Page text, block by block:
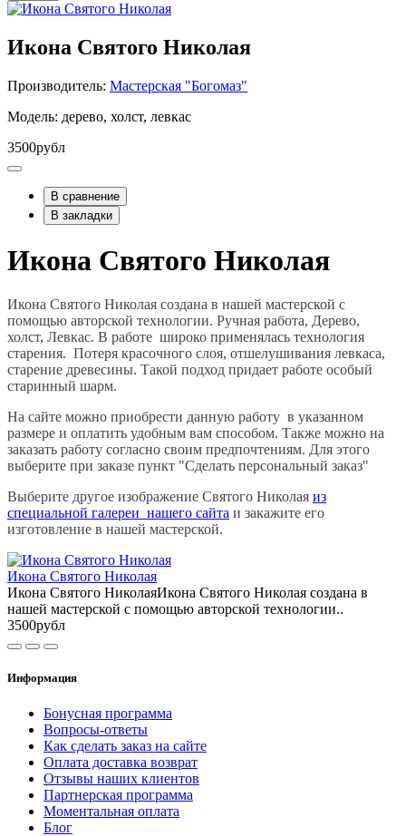
Икона Святого Николая
Производитель: Мастерская "Богомаз"
Модель: дерево, холст, левкас
3500рубл
В сравнение
В закладки
Икона Святого Николая
Икона Святого Николая создана в нашей мастерской с
помощью авторской технологии. Ручная работа, Дерево,
холст, Левкас. В работе широко применялась технология
старения. Потеря красочного слоя, отшелушивания левкаса,
старение древесины. Такой подход придает работе особый
старинный шарм.
На сайте можно приобрести данную работу в указанном
размере и оплатить удобным вам способом. Также можно на
заказать работу согласно своим предпочтениям. Для этого
выберите при заказе пункт "Сделать персональный заказ"
Выберите другое изображение Святого Николая из
специальной галереи нашего сайта и закажите его
изготовление в нашей мастерской.
Икона Святого Николая
Икона Святого НиколаяИкона Святого Николая создана в
нашей мастерской с помощью авторской технологии..
3500рубл
Информация
Бонусная программа
Вопросы-ответы
Как сделать заказ на сайте
Оплата доставка возврат
Отзывы наших клиентов
Партнерская программа
Моментальная оплата
Блог